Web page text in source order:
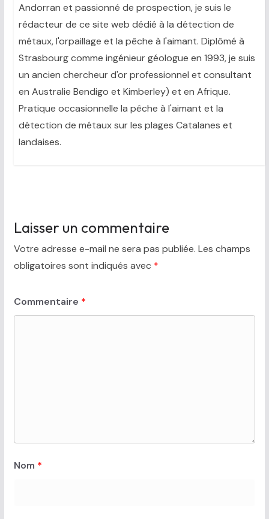
Andorran et passionné de prospection, je suis le
rédacteur de ce site web dédié à la détection de
métaux, l'orpaillage et la pêche à l'aimant. Diplômé à
Strasbourg comme ingénieur géologue en 1993, je suis
un ancien chercheur d'or professionnel et consultant
en Australie Bendigo et Kimberley) et en Afrique.
Pratique occasionnelle la pêche à l'aimant et la
détection de métaux sur les plages Catalanes et
landaises.
Laisser un commentaire
Votre adresse e-mail ne sera pas publiée. Les champs
obligatoires sont indiqués avec *
Commentaire *
Nom *